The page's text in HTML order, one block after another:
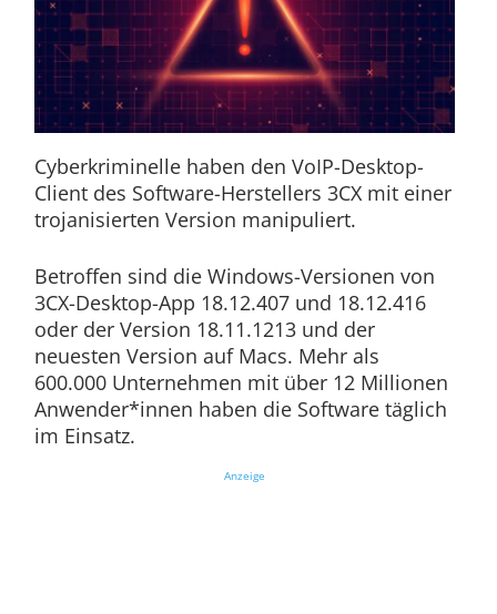
Cyberkriminelle haben den VoIP-Desktop-
Client des Software-Herstellers 3CX mit einer
trojanisierten Version manipuliert.
Betroffen sind die Windows-Versionen von
3CX-Desktop-App 18.12.407 und 18.12.416
oder der Version 18.11.1213 und der
neuesten Version auf Macs. Mehr als
600.000 Unternehmen mit über 12 Millionen
Anwender*innen haben die Software täglich
im Einsatz.
Anzeige